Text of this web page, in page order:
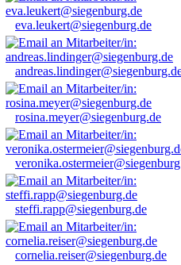
eva.leukert@siegenburg.de
rosina.meyer@siegenburg.de
steffi.rapp@siegenburg.de
cornelia.reiser@siegenburg.de